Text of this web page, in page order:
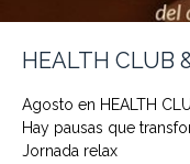
HEALTH CLUB
Agosto en HEALTH
Hay pausas que
Jornada relax